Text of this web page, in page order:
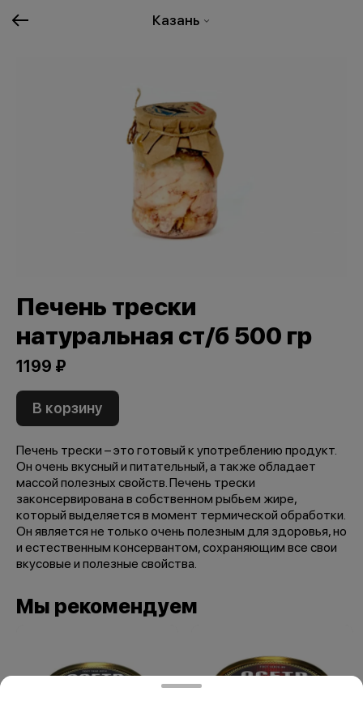
Казань
Печень трески
натуральная ст/б 500 гр
1199 ₽
В корзину
Печень трески – это готовый к употреблению продукт.
Он очень вкусный и питательный, а также обладает
массой полезных свойств. Печень трески
законсервирована в собственном рыбьем жире,
который выделяется в момент термической обработки.
Он является не только очень полезным для здоровья, но
и естественным консервантом, сохраняющим все свои
вкусовые и полезные свойства.
Мы рекомендуем